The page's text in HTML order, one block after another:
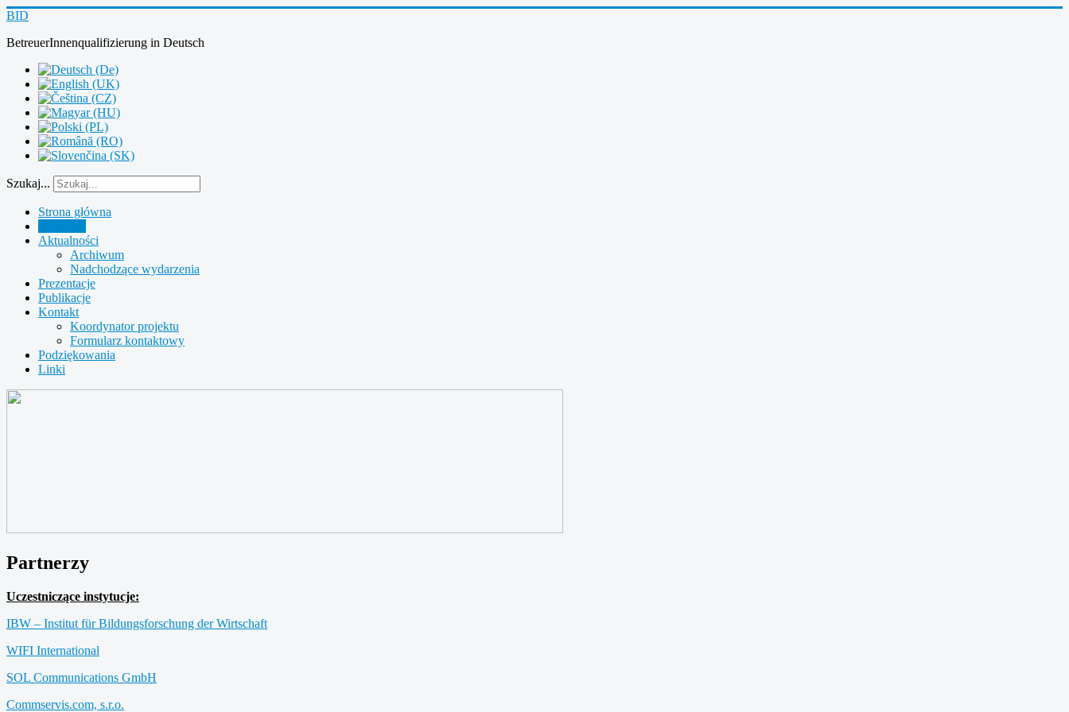
BID
BetreuerInnenqualifizierung in Deutsch
Szukaj...
Strona główna
Aktualności
Archiwum
Nadchodzące wydarzenia
Prezentacje
Publikacje
Kontakt
Koordynator projektu
Formularz kontaktowy
Podziękowania
Linki
Partnerzy
Uczestniczące instytucje:
IBW – Institut für Bildungsforschung der Wirtschaft
WIFI International
SOL Communications GmbH
Commservis.com, s.r.o.